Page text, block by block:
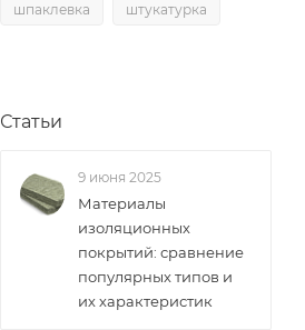
шпаклевка штукатурка
Статьи
9 июня 2025
Материалы
изоляционных
покрытий: сравнение
популярных типов и
их характеристик